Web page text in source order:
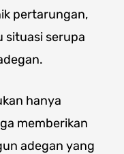
pertarungan,
situasi serupa
hanya
memberikan
adegan yang